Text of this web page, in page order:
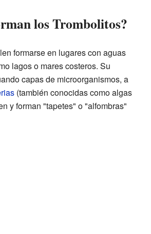
los Trombolitos?
formarse en lugares con aguas
lagos o mares costeros. Su
capas de microorganismos, a
(también conocidas como algas
y forman "tapetes" o "alfombras"